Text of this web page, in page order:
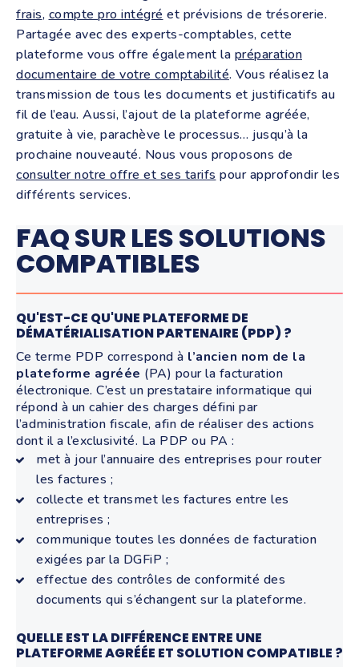
frais, compte pro intégré et prévisions de trésorerie.
Partagée avec des experts-comptables, cette
plateforme vous offre également la préparation
documentaire de votre comptabilité. Vous réalisez la
transmission de tous les documents et justificatifs au
fil de l’eau. Aussi, l’ajout de la plateforme agréée,
gratuite à vie, parachève le processus… jusqu’à la
prochaine nouveauté. Nous vous proposons de
consulter notre offre et ses tarifs pour approfondir les
différents services.
FAQ SUR LES SOLUTIONS
COMPATIBLES
QU'EST-CE QU'UNE PLATEFORME DE
DÉMATÉRIALISATION PARTENAIRE (PDP) ?
Ce terme PDP correspond à l’ancien nom de la
plateforme agréée (PA) pour la facturation
électronique. C’est un prestataire informatique qui
répond à un cahier des charges défini par
l’administration fiscale, afin de réaliser des actions
dont il a l’exclusivité. La PDP ou PA :
met à jour l’annuaire des entreprises pour router
les factures ;
collecte et transmet les factures entre les
entreprises ;
communique toutes les données de facturation
exigées par la DGFiP ;
effectue des contrôles de conformité des
documents qui s’échangent sur la plateforme.
QUELLE EST LA DIFFÉRENCE ENTRE UNE
PLATEFORME AGRÉÉE ET SOLUTION COMPATIBLE ?